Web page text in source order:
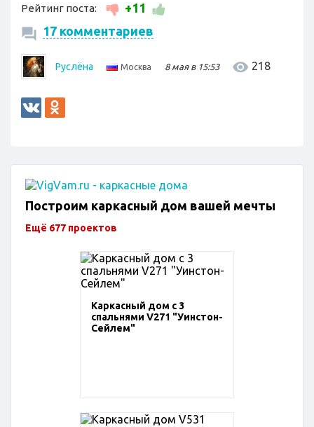
Рейтинг поста:
+11
17 комментариев
Руслёна Москва 8 мая в 15:53 218
Построим каркасный дом вашей мечты
Ещё 677 проектов
Каркасный дом с 3
спальнями V271 "Уинстон-
Сейлем"